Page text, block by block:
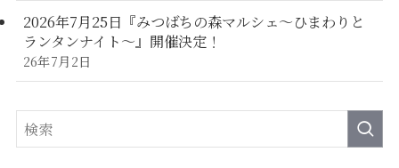
2026年7月25日『みつばちの森マルシェ～ひまわりと
ランタンナイト～』開催決定！
26年7月2日